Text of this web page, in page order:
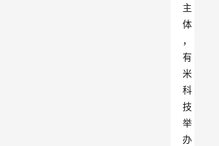
主
体
，
有
米
科
技
举
办